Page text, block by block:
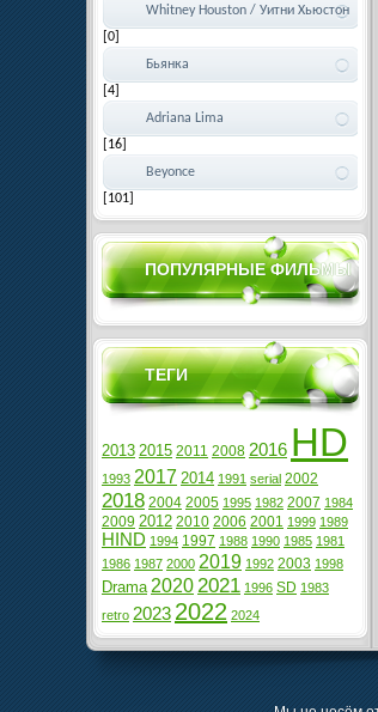
Whitney Houston / Уитни Хьюстон
[0]
Бьянка
[4]
Adriana Lima
[16]
Beyonce
[101]
ПОПУЛЯРНЫЕ ФИЛЬМЫ
ТЕГИ
2013 2015 2011 2008 2016 HD
1993 2017 2014 1991 serial 2002
2018 2004 2005 1995 1982 2007 1984
2009 2012 2010 2006 2001 1999 1989
HIND 1994 1997 1988 1990 1985 1981
1986 1987 2000 2019 1992 2003 1998
Drama 2020 2021 1996 SD 1983
retro 2023 2022 2024